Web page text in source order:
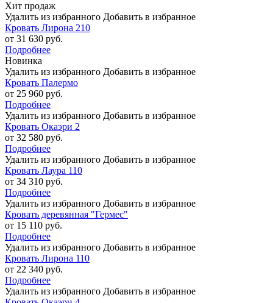
Хит продаж
Удалить из избранного Добавить в избранное
Кровать Лирона 210
от 31 630 руб.
Подробнее
Новинка
Удалить из избранного Добавить в избранное
Кровать Палермо
от 25 960 руб.
Подробнее
Удалить из избранного Добавить в избранное
Кровать Окаэри 2
от 32 580 руб.
Подробнее
Удалить из избранного Добавить в избранное
Кровать Лаура 110
от 34 310 руб.
Подробнее
Удалить из избранного Добавить в избранное
Кровать деревянная "Гермес"
от 15 110 руб.
Подробнее
Удалить из избранного Добавить в избранное
Кровать Лирона 110
от 22 340 руб.
Подробнее
Удалить из избранного Добавить в избранное